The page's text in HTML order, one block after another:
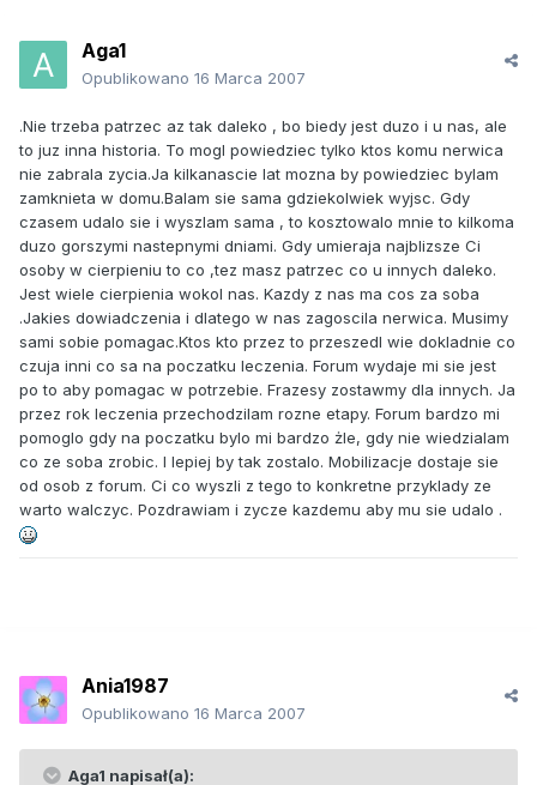
Aga1
Opublikowano 16 Marca 2007
.Nie trzeba patrzec az tak daleko , bo biedy jest duzo i u nas, ale
to juz inna historia. To mogl powiedziec tylko ktos komu nerwica
nie zabrala zycia.Ja kilkanascie lat mozna by powiedziec bylam
zamknieta w domu.Balam sie sama gdziekolwiek wyjsc. Gdy
czasem udalo sie i wyszlam sama , to kosztowalo mnie to kilkoma
duzo gorszymi nastepnymi dniami. Gdy umieraja najblizsze Ci
osoby w cierpieniu to co ,tez masz patrzec co u innych daleko.
Jest wiele cierpienia wokol nas. Kazdy z nas ma cos za soba
.Jakies dowiadczenia i dlatego w nas zagoscila nerwica. Musimy
sami sobie pomagac.Ktos kto przez to przeszedl wie dokladnie co
czuja inni co sa na poczatku leczenia. Forum wydaje mi sie jest
po to aby pomagac w potrzebie. Frazesy zostawmy dla innych. Ja
przez rok leczenia przechodzilam rozne etapy. Forum bardzo mi
pomoglo gdy na poczatku bylo mi bardzo żle, gdy nie wiedzialam
co ze soba zrobic. I lepiej by tak zostalo. Mobilizacje dostaje sie
od osob z forum. Ci co wyszli z tego to konkretne przyklady ze
warto walczyc. Pozdrawiam i zycze kazdemu aby mu sie udalo .
Ania1987
Opublikowano 16 Marca 2007
Aga1 napisał(a):